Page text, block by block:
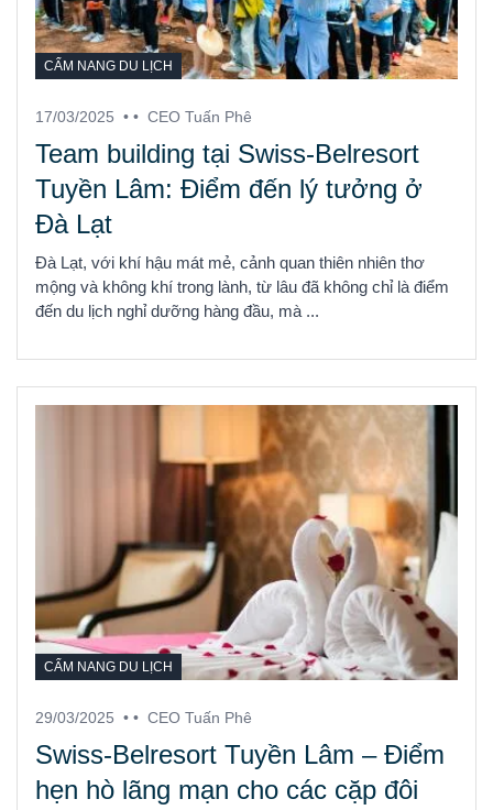
CẨM NANG DU LỊCH
17/03/2025 • • CEO Tuấn Phê
Team building tại Swiss-Belresort
Tuyền Lâm: Điểm đến lý tưởng ở
Đà Lạt
Đà Lạt, với khí hậu mát mẻ, cảnh quan thiên nhiên thơ
mộng và không khí trong lành, từ lâu đã không chỉ là điểm
đến du lịch nghỉ dưỡng hàng đầu, mà ...
CẨM NANG DU LỊCH
29/03/2025 • • CEO Tuấn Phê
Swiss-Belresort Tuyền Lâm – Điểm
hẹn hò lãng mạn cho các cặp đôi